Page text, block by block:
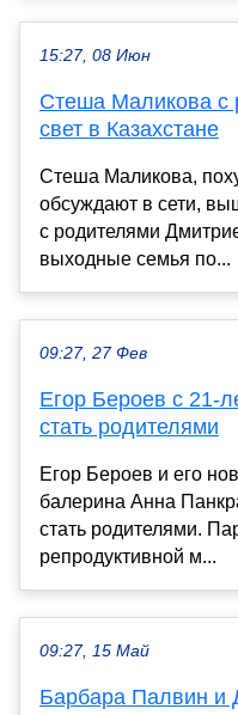
15:27, 08 Июн
Стеша Маликова с
свет в Казахстане
Стеша Маликова,
обсуждают в сети,
с родителями
выходные семья по...
09:27, 27 Фев
Егор Бероев с 21-
стать родителями
Егор Бероев и его
балерина Анна
стать родителями.
репродуктивной м...
09:27, 15 Май
Барбара Палвин и